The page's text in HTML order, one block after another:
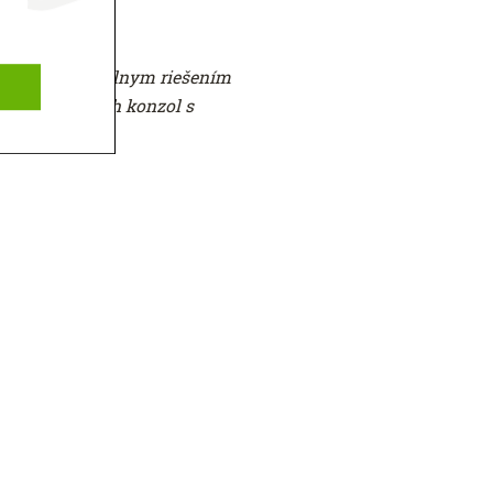
s profesionálnym riešením
plechových konzol s